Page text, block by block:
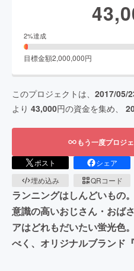
2%達成
目標金額2,000,000円
このプロジェクトは、 2017/05/
より 43,000円の資金を集め、
もう一度プロジ
ポスト シェア
埋め込み
QRコード
ランニングはしんどいもの
意識の高いおじさん・おば
アはどれもだいたい蛍光色
べく、オリジナルブランド